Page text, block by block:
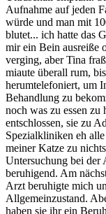
Aufnahme auf jeden
würde und man mit
blutet... ich hatte das
mir ein Bein ausreiße
verging, aber Tina
miaute überall rum,
herumtelefoniert, um
Behandlung zu
noch was zu essen zu
entschlossen, sie zu
Spezialkliniken eh
meiner Katze zu
Untersuchung bei
beruhigend. Am
Arzt beruhigte mich
Allgemeinzustand.
haben sie ihr ein